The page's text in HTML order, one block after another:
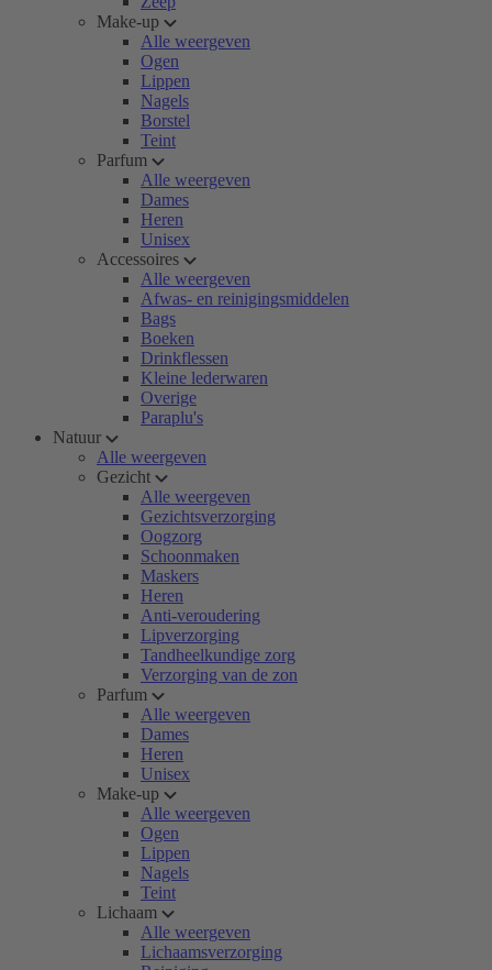
Make-up
Alle weergeven
Ogen
Lippen
Nagels
Borstel
Teint
Parfum
Alle weergeven
Dames
Heren
Unisex
Accessoires
Alle weergeven
Afwas- en reinigingsmiddelen
Bags
Boeken
Drinkflessen
Kleine lederwaren
Overige
Paraplu's
Natuur
Alle weergeven
Gezicht
Alle weergeven
Gezichtsverzorging
Oogzorg
Schoonmaken
Maskers
Heren
Anti-veroudering
Lipverzorging
Tandheelkundige zorg
Verzorging van de zon
Parfum
Alle weergeven
Dames
Heren
Unisex
Make-up
Alle weergeven
Ogen
Lippen
Nagels
Teint
Lichaam
Alle weergeven
Lichaamsverzorging